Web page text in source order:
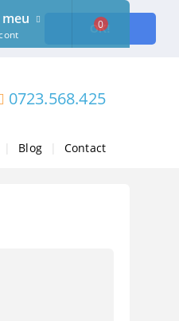
OK!
0723.568.425
Blog Contact
0